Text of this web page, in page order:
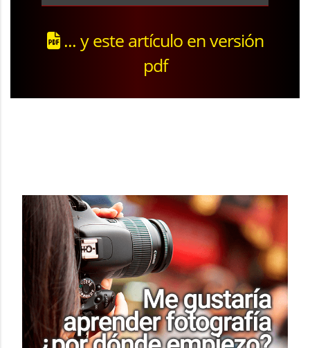
... y este artículo en versión
pdf